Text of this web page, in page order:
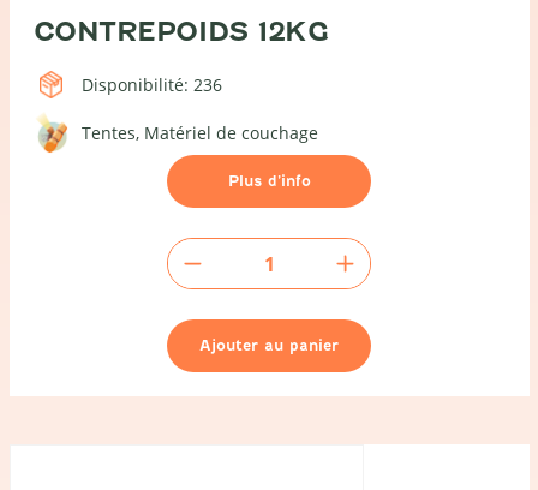
CONTREPOIDS 12KG
Disponibilité: 236
Tentes Matériel de couchage
Plus d’info
de
12kg
Ajouter au panier